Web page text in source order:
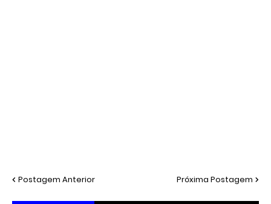
Postagem Anterior Próxima Postagem